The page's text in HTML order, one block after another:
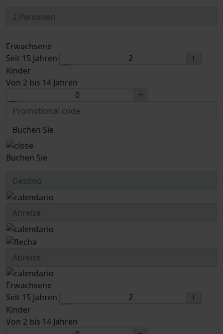
Erwachsene
Seit 15 Jahren
Kinder
Von 2 bis 14 Jahren
Buchen Sie
Buchen Sie
Erwachsene
Seit 15 Jahren
Kinder
Von 2 bis 14 Jahren